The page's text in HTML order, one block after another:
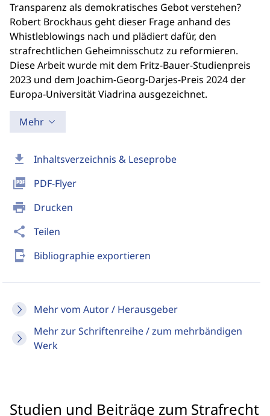
download Inhaltsverzeichnis & Leseprobe
picture_as_pdf PDF-Flyer
print Drucken
share Teilen
send_to_mobile Bibliographie exportieren
Mehr vom Autor / Herausgeber
Mehr zur Schriftenreihe / zum mehrbändigen
Werk
Transparenz als demokratisches Gebot verstehen?
Robert Brockhaus geht dieser Frage anhand des
Whistleblowings nach und plädiert dafür, den
strafrechtlichen Geheimnisschutz zu reformieren.
Diese Arbeit wurde mit dem Fritz-Bauer-Studienpreis
2023 und dem Joachim-Georg-Darjes-Preis 2024 der
Europa-Universität Viadrina ausgezeichnet.
Mehr
Studien und Beiträge zum Strafrecht